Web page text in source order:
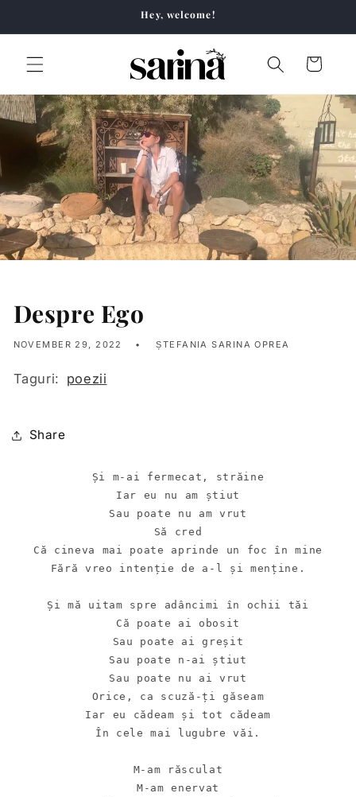
Hey, welcome!
Cart
Despre Ego
NOVEMBER 29, 2022 ȘTEFANIA SARINA OPREA
Taguri: poezii
Share
Și m-ai fermecat, străine
Iar eu nu am știut
Sau poate nu am vrut
Să cred
Că cineva mai poate aprinde un foc în mine
Fără vreo intenție de a-l și menține.
Și mă uitam spre adâncimi în ochii tăi
Că poate ai obosit
Sau poate ai greșit
Sau poate n-ai știut
Sau poate nu ai vrut
Orice, ca scuză-ți găseam
Iar eu cădeam și tot cădeam
În cele mai lugubre văi.
M-am răsculat
M-am enervat